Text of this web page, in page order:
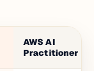
AWS AI
Practitioner